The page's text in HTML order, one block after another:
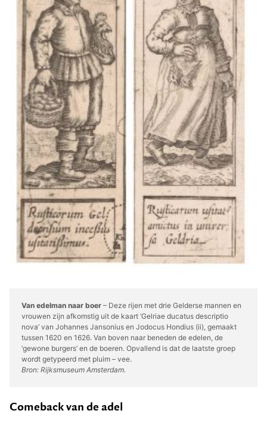
Van edelman naar boer – Deze rijen met drie Gelderse mannen en
vrouwen zijn afkomstig uit de kaart ‘Gelriae ducatus descriptio
nova’ van Johannes Jansonius en Jodocus Hondius (ii), gemaakt
tussen 1620 en 1626. Van boven naar beneden de edelen, de
‘gewone burgers’ en de boeren. Opvallend is dat de laatste groep
wordt getypeerd met pluim – vee.
Bron: Rijksmuseum Amsterdam.
Comeback van de adel